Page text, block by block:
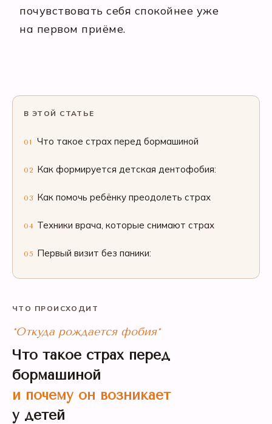
почувствовать себя спокойнее уже
на первом приёме.
В ЭТОЙ СТАТЬЕ
01 Что такое страх перед бормашиной
02 Как формируется детская дентофобия:
03 Как помочь ребёнку преодолеть страх
04 Техники врача, которые снимают страх
05 Первый визит без паники:
ЧТО ПРОИСХОДИТ
*Откуда рождается фобия*
Что такое страх перед
бормашиной
и почему он возникает
у детей